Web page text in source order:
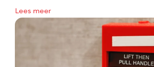
Lees meer